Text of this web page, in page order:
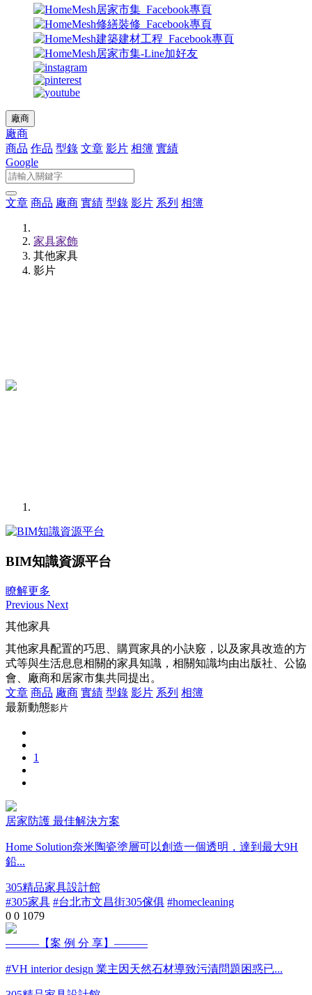
廠商
廠商
商品 作品 型錄 文章 影片 相簿 實績
Google
文章 商品 廠商 實績 型錄 影片 系列 相簿
家具家飾
其他家具
影片
BIM知識資源平台
瞭解更多
Previous Next
其他家具
其他家具配置的巧思、購買家具的小訣竅，以及家具改造的方
式等與生活息息相關的家具知識，相關知識均由出版社、公協
會、廠商和居家市集共同提出。
文章 商品 廠商 實績 型錄 影片 系列 相簿
最新動態影片
1
居家防護 最佳解決方案
Home Solution奈米陶瓷塗層可以創造一個透明，達到最大9H
鉛...
305精品家具設計館
#305家具 #台北市文昌街305傢俱 #homecleaning
0 0 1079
———【案 例 分 享】———
#VH interior design 業主因天然石材導致污漬問題困惑已...